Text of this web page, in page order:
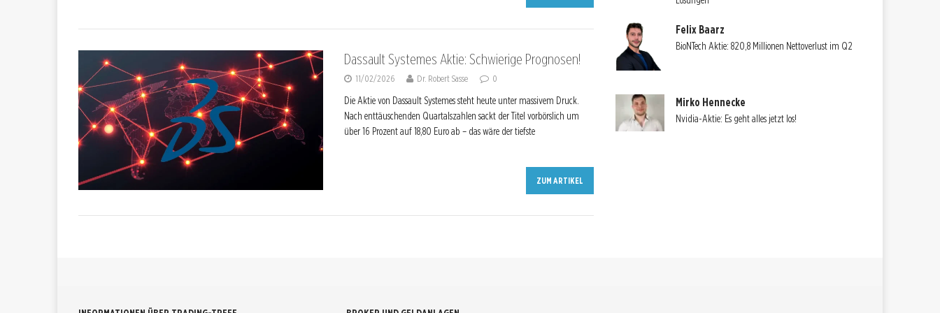
Dassault Systemes Aktie: Schwierige Prognosen!
11/02/2026 Dr. Robert Sasse 0
Die Aktie von Dassault Systemes steht heute unter massivem Druck.
Nach enttäuschenden Quartalszahlen sackt der Titel vorbörslich um
über 16 Prozent auf 18,80 Euro ab – das wäre der tiefste
ZUM ARTIKEL
Felix Baarz
BioNTech Aktie: 820,8 Millionen Nettoverlust im Q2
Mirko Hennecke
Nvidia-Aktie: Es geht alles jetzt los!